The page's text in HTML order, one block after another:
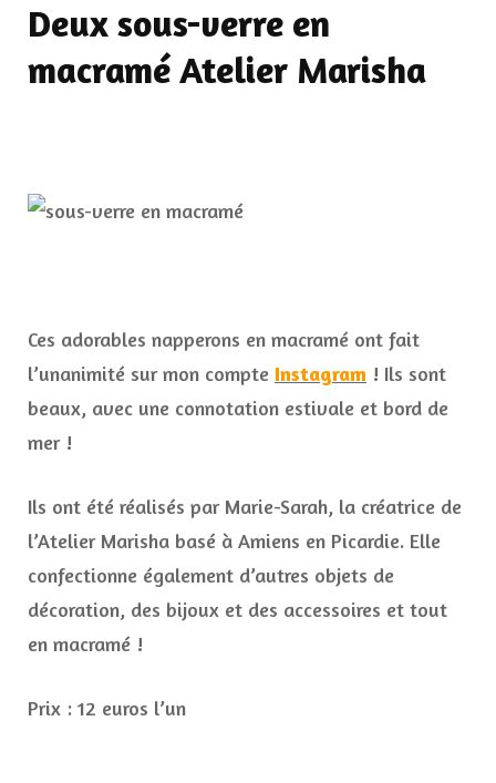
Deux sous-verre en
macramé Atelier Marisha
Ces adorables napperons en macramé ont fait
l’unanimité sur mon compte Instagram ! Ils sont
beaux, avec une connotation estivale et bord de
mer !
Ils ont été réalisés par Marie-Sarah, la créatrice de
l’Atelier Marisha basé à Amiens en Picardie. Elle
confectionne également d’autres objets de
décoration, des bijoux et des accessoires et tout
en macramé !
Prix : 12 euros l’un